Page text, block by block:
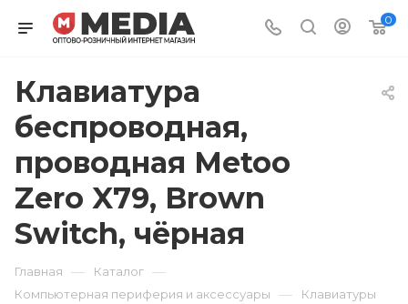
0
Клавиатура
беспроводная,
проводная Metoo
Zero X79, Brown
Switch, чёрная
Главная — Каталог —
Компьютерная периферия и аксессуары — Клавиатуры